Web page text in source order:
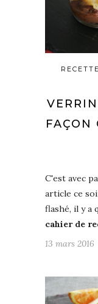
FAÇON
C'est avec
article ce
flashé, il y a
cahier de
13 mars 2016